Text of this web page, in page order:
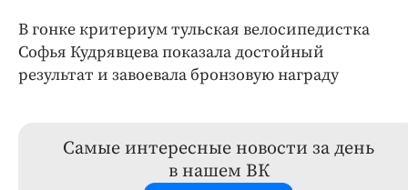
В гонке критериум тульская велосипедистка
Софья Кудрявцева показала достойный
результат и завоевала бронзовую награду
Самые интересные новости за день
в нашем ВК